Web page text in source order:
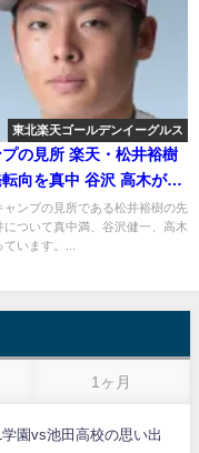
東北楽天ゴールデンイーグルス
の見所 楽天・松井裕樹
向を真中 谷沢 高木が語
ャンプの見所である松井裕樹の先
について真中満、谷沢健一、高木
います。...
1ヶ月
園vs池田高校の思い出